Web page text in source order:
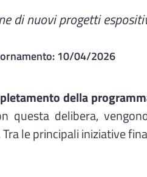
di nuovi progetti
10/04/2026
della
questa delibera,
le principali iniziative